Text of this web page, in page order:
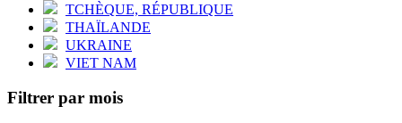
TCHÈQUE, RÉPUBLIQUE
THAÏLANDE
UKRAINE
VIET NAM
Filtrer par mois